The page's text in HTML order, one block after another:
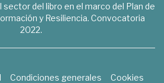
del libro en el marco del Plan de
y Resiliencia. Convocatoria
2022.
Condiciones generales
Cookies